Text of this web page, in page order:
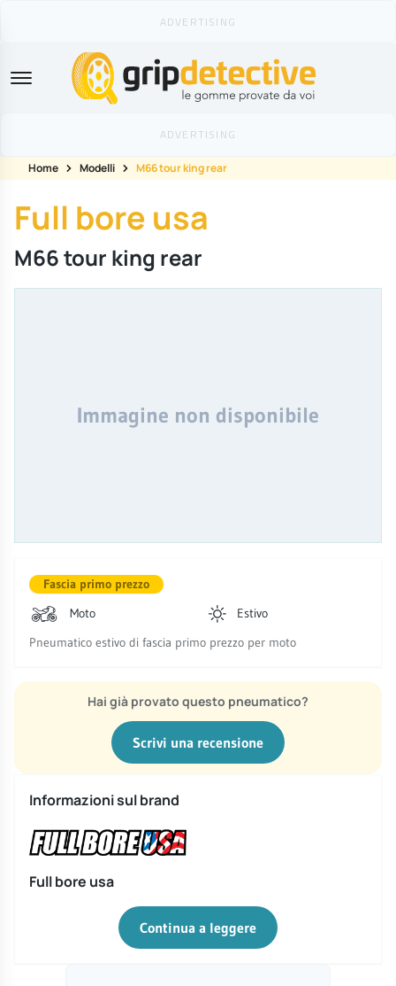
GripDetective
Home Modelli M66 tour king rear
Full bore usa
M66 tour king rear
Immagine non disponibile
Fascia primo prezzo
Moto
Estivo
Pneumatico estivo di fascia primo prezzo per moto
Hai già provato questo pneumatico?
Scrivi una recensione
Informazioni sul brand
Full bore usa
Continua a leggere